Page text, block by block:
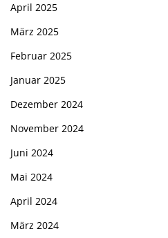
April 2025
März 2025
Februar 2025
Januar 2025
Dezember 2024
November 2024
Juni 2024
Mai 2024
April 2024
März 2024